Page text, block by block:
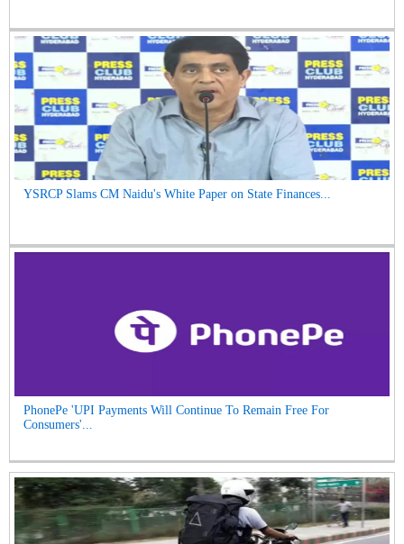
YSRCP Slams CM Naidu's White Paper on State Finances...
PhonePe 'UPI Payments Will Continue To Remain Free For
Consumers'...